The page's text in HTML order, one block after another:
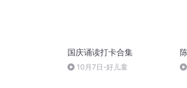
国庆诵读打卡合集
10月7日-好儿童